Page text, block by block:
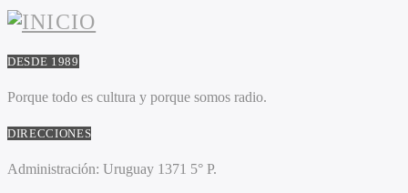
DESDE 1989
Porque todo es cultura y porque somos radio.
DIRECCIONES
Administración: Uruguay 1371 5° P.